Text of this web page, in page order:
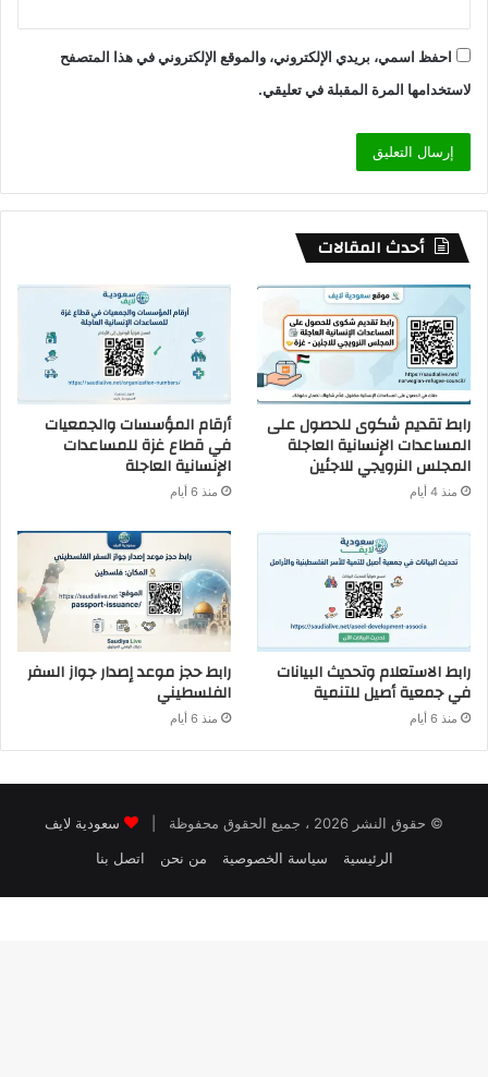
احفظ اسمي، بريدي الإلكتروني، والموقع الإلكتروني في هذا المتصفح
لاستخدامها المرة المقبلة في تعليقي.
أحدث المقالات
رابط تقديم شكوى للحصول على
المساعدات الإنسانية العاجلة
المجلس النرويجي للاجئين
منذ 4 أيام
أرقام المؤسسات والجمعيات
في قطاع غزة للمساعدات
الإنسانية العاجلة
منذ 6 أيام
رابط الاستعلام وتحديث البيانات
في جمعية أصيل للتنمية
منذ 6 أيام
رابط حجز موعد إصدار جواز السفر
الفلسطيني
منذ 6 أيام
© حقوق النشر 2026 ، جميع الحقوق محفوظة |
سعودية لايف
الرئيسية
سياسة الخصوصية من نحن اتصل بنا